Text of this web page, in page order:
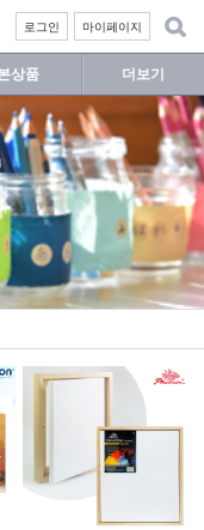
마이페이지
로그인
상품 더보기